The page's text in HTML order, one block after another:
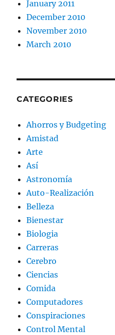
January 2011
December 2010
November 2010
March 2010
CATEGORIES
Ahorros y Budgeting
Amistad
Arte
Así
Astronomía
Auto-Realización
Belleza
Bienestar
Biologia
Carreras
Cerebro
Ciencias
Comida
Computadores
Conspiraciones
Control Mental